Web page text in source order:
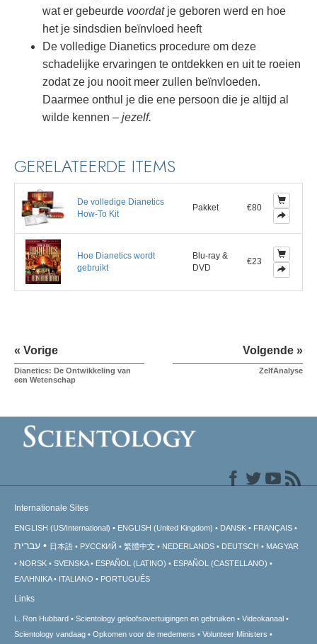
wat er gebeurde voordatje geboren werd en hoe
het je sindsdien beïnvloed heeft
De volledige Dianetics procedure om deze
schadelijke ervaringen te ontdekken en uit te roeien
zodat ze jou nooit meer zullen beïnvloeden.
Daarmee onthul je die ene persoon die je altijd al
wilde kennen – jezelf.
GERELATEERDE ITEMS
De volledige Dianetics
How-To Kit
Pakket €80
Hoe Dianetics wordt
gebruikt
Blu-ray &
DVD
€23
« Vorige
Dianetics: De Ontwikkeling van
een Wetenschap
Volgende »
ZelfAnalyse
Internationale Sites
ENGLISH (US/International) ENGLISH (United Kingdom) DANSK FRANÇAIS
עברית 日本語 РУССКИЙ 繁體中文 NEDERLANDS DEUTSCH
MAGYAR
NORSK
SVENSKA ESPAÑOL (LATINO)
ESPAÑOL (CASTELLANO)
ΕΛΛΗΝΙΚA
ITALIANO PORTUGUÊS
Links
L. Ron Hubbard Scientology geloofsovertuigingen en gebruiken
Videokanaal
Scientology vandaag
Opkomen voor de medemens Volunteer Ministers